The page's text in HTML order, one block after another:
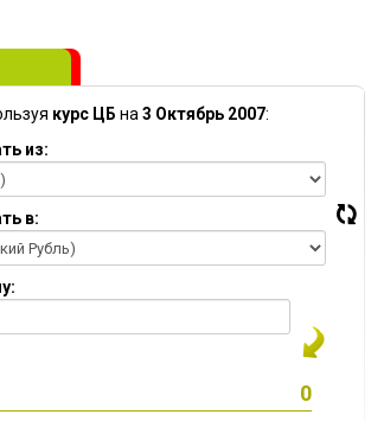
курс ЦБ на 3 Октябрь 2007:
из:
в: